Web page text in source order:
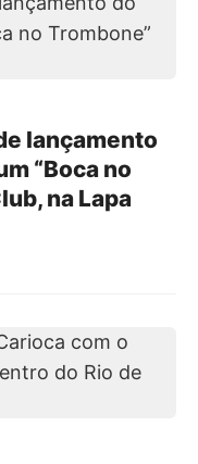
lançamento
“Boca no
na Lapa